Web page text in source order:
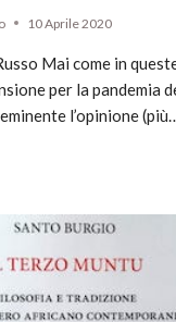
10 Aprile 2020
Mai come in
per la pandemia
l’opinione